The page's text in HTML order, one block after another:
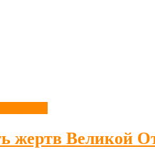
жертв Великой